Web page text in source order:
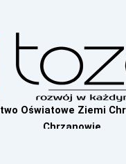
Oświatowe Ziemi
Chrzanowie